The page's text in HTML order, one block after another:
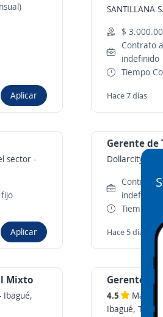
Aplicar
SANTILLANA
$
Contrato
indefinido
Tiempo
Hace 7 días
sector -
Aplicar
Gerente de
Dollarcity
Contrato
indefinido
Tiempo
Hace 5 días
Mixto
Ibagué,
Gerente
4.5 Makro
Ibagué, Tolima